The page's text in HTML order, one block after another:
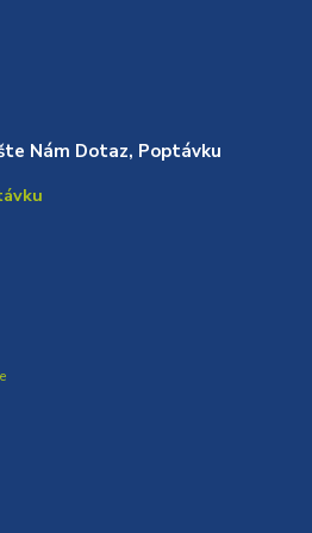
Nám Dotaz, Poptávku